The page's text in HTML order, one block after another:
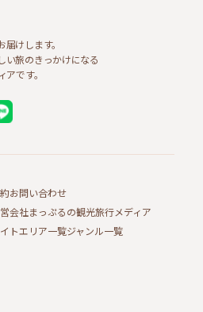
けします。
い旅のきっかけになる
です。
お問い合わせ
会社まっぷるの観光旅行メディア
トエリア一覧ジャンル一覧